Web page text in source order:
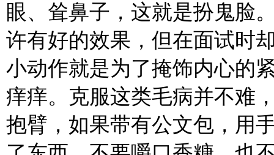
眼、耸鼻子，这就是扮鬼脸
许有好的效果，但在面试时
小动作就是为了掩饰内心的
痒痒。克服这类毛病并不难
抱臂，如果带有公文包，用